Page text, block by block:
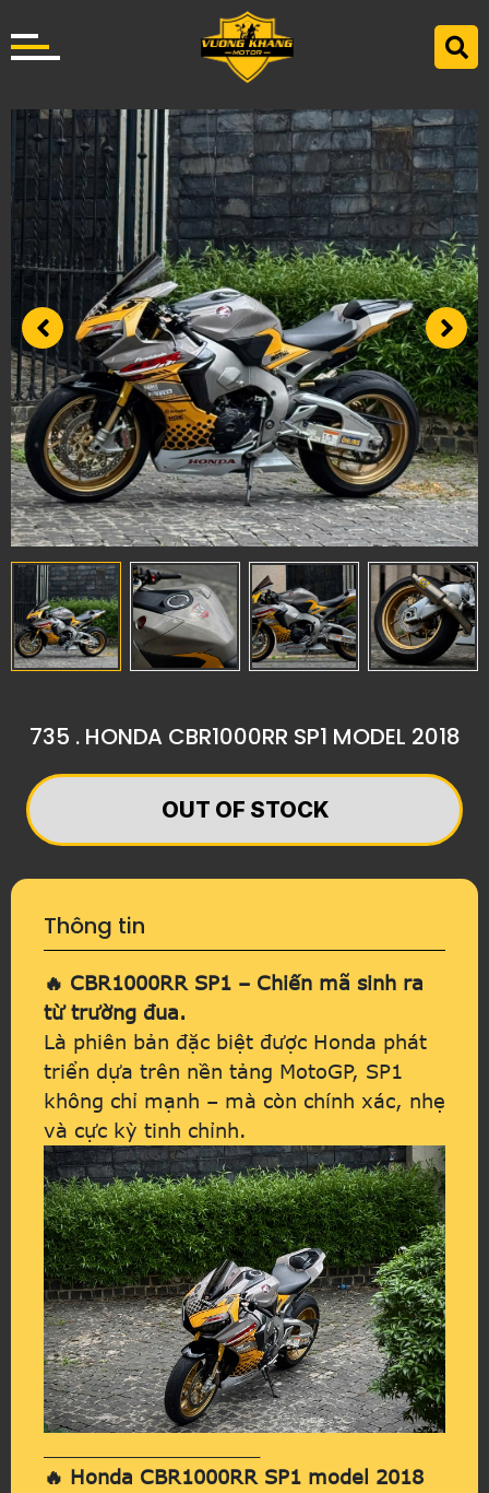
735 . HONDA CBR1000RR SP1 MODEL 2018
OUT OF STOCK
Thông tin
🔥 CBR1000RR SP1 – Chiến mã sinh ra
từ trường đua.
Là phiên bản đặc biệt được Honda phát
triển dựa trên nền tảng MotoGP, SP1
không chỉ mạnh – mà còn chính xác, nhẹ
và cực kỳ tinh chỉnh.
🔥 Honda CBR1000RR SP1 model 2018